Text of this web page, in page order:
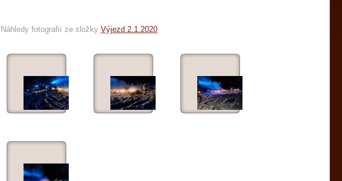
Náhledy fotografií ze složky Výjezd 2.1.2020